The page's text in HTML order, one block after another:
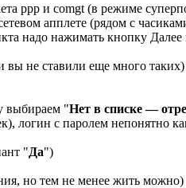
ppp и comgt (в режиме
апплете (рядом с
надо нажимать кнопку Далее
не ставили еще много
выбираем "Нет в списке —
логин с паролем непонятно
"Да")
но тем не менее жить можно)